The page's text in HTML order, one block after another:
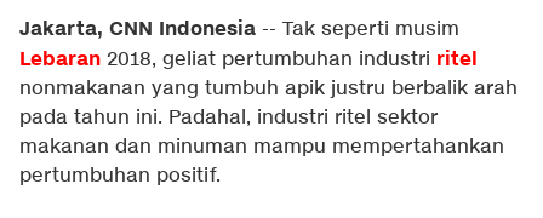
Jakarta, CNN Indonesia -- Tak seperti musim
Lebaran 2018, geliat pertumbuhan industri ritel
nonmakanan yang tumbuh apik justru berbalik arah
pada tahun ini. Padahal, industri ritel sektor
makanan dan minuman mampu mempertahankan
pertumbuhan positif.